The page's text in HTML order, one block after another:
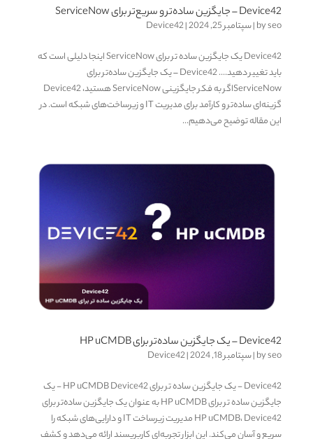
Device42 – جایگزین ساده‌تر و سریع‌تر برای ServiceNow
byseo
|سپتامبر 25, 2024 |
Device42
Device42 یک جایگزین ساده تر برای ServiceNow اینجا دلیلی است که
باید تغییر دهید.... Device42 – یک جایگزین ساده‌تر برای
ServiceNowاگر به فکر جایگزینی ServiceNow هستید، Device42
گزینه‌ای ساده‌تر و کارآمد برای مدیریت IT و زیرساخت‌های شبکه است. در
این مقاله توضیح می‌دهیم...
Device42 – یک جایگزین ساده‌تر برای HP uCMDB
byseo
|سپتامبر 18, 2024 |
Device42
Device42 - یک جایگزین ساده تر برای HP uCMDB Device42 - یک
جایگزین ساده تر برای HP uCMDB به عنوان یک جایگزین ساده‌تر برای
HP uCMDB، Device42 مدیریت زیرساخت IT و دارایی‌های شبکه را
سریع و آسان می‌کند. این ابزار تجربه‌ای کاربرپسند ارائه می‌دهد و کشف